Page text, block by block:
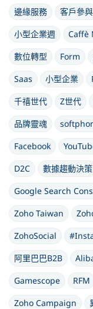
邊緣服務
客戶參與
小型企業週
Caffè
數位轉型
Form
Saas
小型企業
千禧世代
Z世代
品牌靈魂
Facebook
D2C
數據趨動決策
Google Search
Zoho Taiwan
ZohoSocial
阿里巴巴B2B
Gamescope
RFM
Zoho Campaign